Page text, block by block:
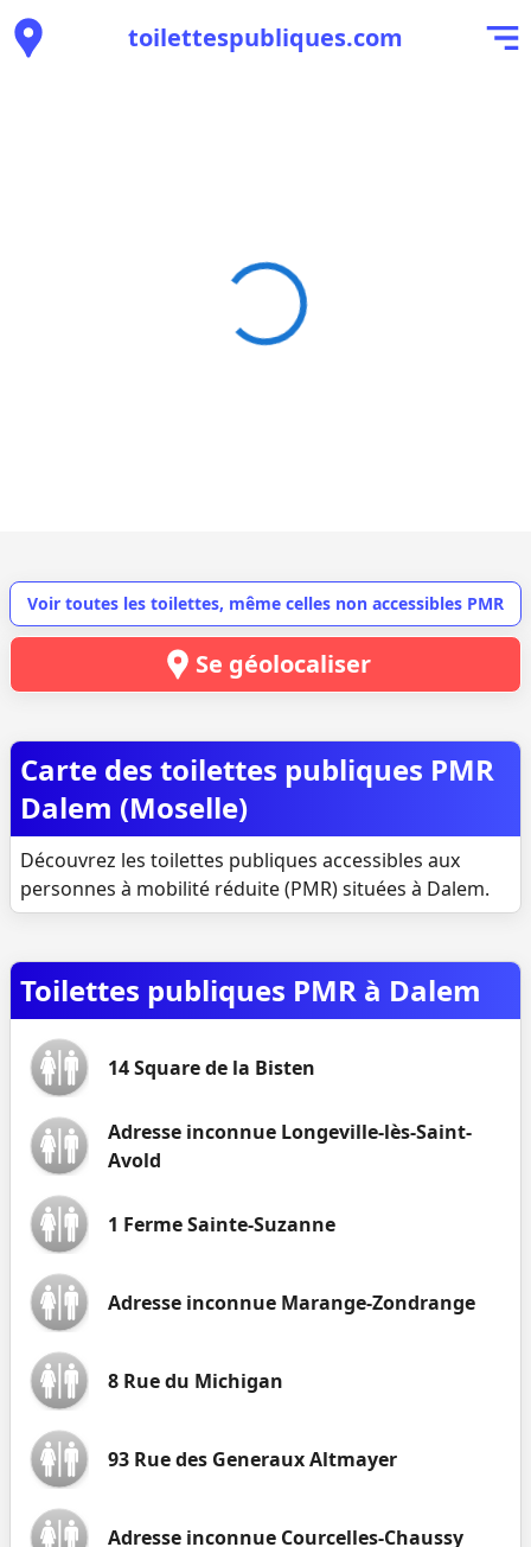
toilettespubliques.com
Voir toutes les toilettes, même celles non accessibles PMR
Se géolocaliser
Carte des toilettes publiques PMR
Dalem (Moselle)
Découvrez les toilettes publiques accessibles aux
personnes à mobilité réduite (PMR) situées à Dalem.
Toilettes publiques PMR à Dalem
14 Square de la Bisten
Adresse inconnue Longeville-lès-Saint-
Avold
1 Ferme Sainte-Suzanne
Adresse inconnue Marange-Zondrange
8 Rue du Michigan
93 Rue des Generaux Altmayer
Adresse inconnue Courcelles-Chaussy